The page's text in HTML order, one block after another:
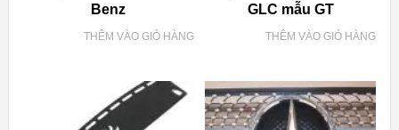
Benz
THÊM VÀO GIỎ HÀNG
GLC mẫu GT
THÊM VÀO GIỎ HÀNG